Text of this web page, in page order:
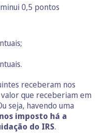
0,5 pontos
receberam nos
que receberiam em
seja, havendo uma
imposto há a
do IRS.